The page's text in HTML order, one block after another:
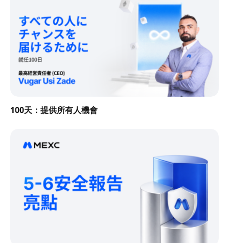
100天：提供所有人機會